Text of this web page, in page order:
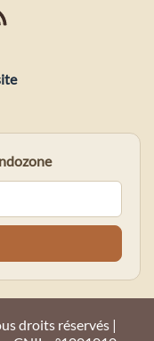
droits réservés |